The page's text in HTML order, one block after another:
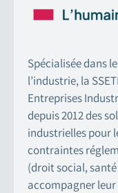
Spécialisée dans
l’industrie, la
Entreprises
depuis 2012 des
industrielles pour
contraintes
(droit social,
accompagner